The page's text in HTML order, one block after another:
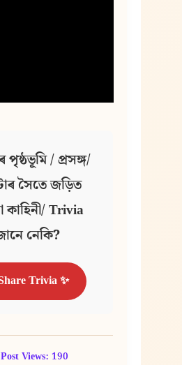
/ প্ৰসঙ্গ/
সৈতে জড়িত
Trivia
নেকি?
Trivia ✨
Post Views: 190